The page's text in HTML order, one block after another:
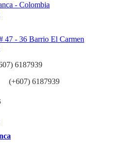
- Colombia
47 - 36 Barrio El Carmen
6187939
(+607) 6187939